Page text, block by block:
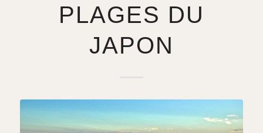
PLAGES DU
JAPON